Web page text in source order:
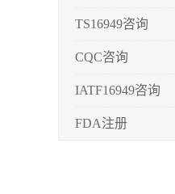
TS16949咨询
CQC咨询
IATF16949咨询
FDA注册